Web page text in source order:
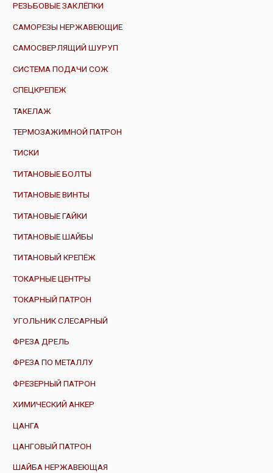
РЕЗЬБОВЫЕ ЗАКЛЁПКИ
САМОРЕЗЫ НЕРЖАВЕЮЩИЕ
САМОСВЕРЛЯЩИЙ ШУРУП
СИСТЕМА ПОДАЧИ СОЖ
СПЕЦКРЕПЕЖ
ТАКЕЛАЖ
ТЕРМОЗАЖИМНОЙ ПАТРОН
ТИСКИ
ТИТАНОВЫЕ БОЛТЫ
ТИТАНОВЫЕ ВИНТЫ
ТИТАНОВЫЕ ГАЙКИ
ТИТАНОВЫЕ ШАЙБЫ
ТИТАНОВЫЙ КРЕПЁЖ
ТОКАРНЫЕ ЦЕНТРЫ
ТОКАРНЫЙ ПАТРОН
УГОЛЬНИК СЛЕСАРНЫЙ
ФРЕЗА ДРЕЛЬ
ФРЕЗА ПО МЕТАЛЛУ
ФРЕЗЕРНЫЙ ПАТРОН
ХИМИЧЕСКИЙ АНКЕР
ЦАНГА
ЦАНГОВЫЙ ПАТРОН
ШАЙБА НЕРЖАВЕЮЩАЯ